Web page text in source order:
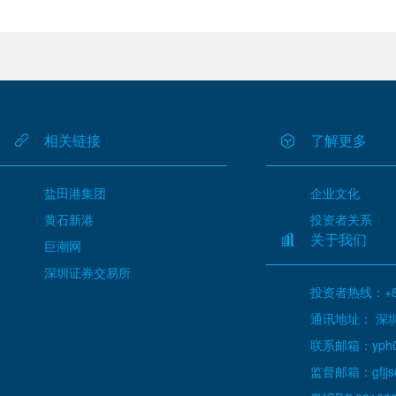
相关链接
盐田港集团
黄石新港
巨潮网
深圳证券交易所
了解更多
企业文化
投资者关系
关于我们
投资者热线：
通讯地址： 深
联系邮箱：
监督邮箱：